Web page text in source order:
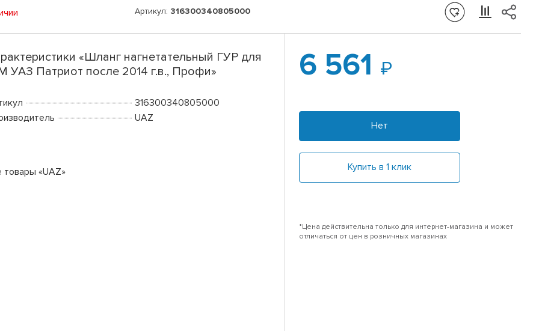
Артикул: 316300340805000
«Шланг нагнетательный ГУР для
УАЗ Патриот после 2014 г.в., Профи»
316300340805000
UAZ
товары «UAZ»
6 561
Нет
Купить в 1 клик
*Цена действительна только для интернет-магазина и может
отличаться от цен в розничных магазинах